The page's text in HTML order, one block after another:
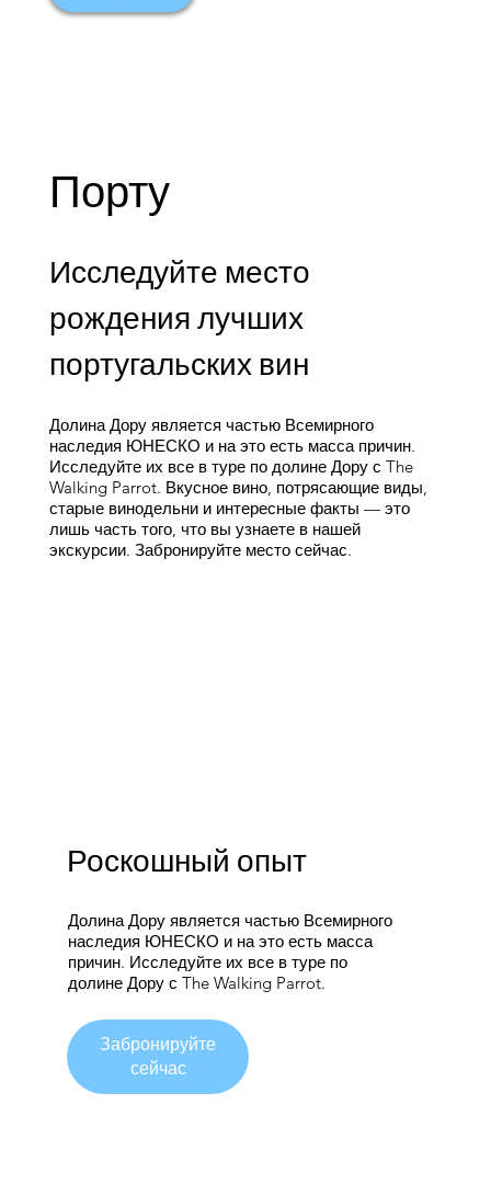
Порту
Исследуйте место
рождения лучших
португальских вин
Долина Дору является частью Всемирного
наследия ЮНЕСКО и на это есть масса причин.
Исследуйте их все в туре по долине Дору с The
Walking Parrot. Вкусное вино, потрясающие виды,
старые винодельни и интересные факты — это
лишь часть того, что вы узнаете в нашей
экскурсии. Забронируйте место сейчас.
Роскошный опыт
Долина Дору является частью Всемирного
наследия ЮНЕСКО и на это есть масса
причин. Исследуйте их все в туре по
долине Дору с The Walking Parrot.
Забронируйте
сейчас